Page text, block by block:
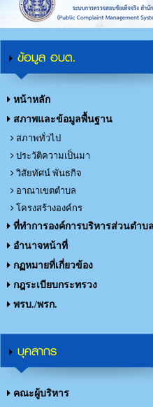
ข้อมูล อบต.
หน้าหลัก
สภาพและข้อมูลพื้นฐาน
สภาพทั่วไป
ประวัติความเป็นมา
วิสัยทัศน์ พันธกิจ
อาณาเขตตำบล
โครงสร้างองค์กร
ที่ทำการองค์การบริหารส่วนตำบล
อำนาจหน้าที่
กฏหมายที่เกี่ยวข้อง
กฎระเบียบกระทรวง
พรบ./พรก.
บุคลากร
คณะผู้บริหาร